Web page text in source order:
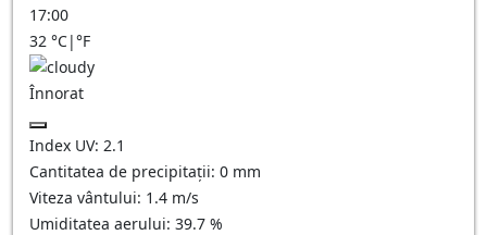
17:00
32 °C|°F
Înnorat
Index UV: 2.1
Cantitatea de precipitații: 0 mm
Viteza vântului: 1.4 m/s
Umiditatea aerului: 39.7 %